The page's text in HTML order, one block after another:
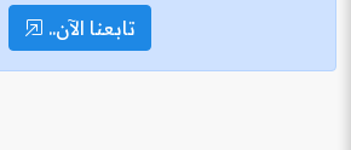
تابعنا الآن..